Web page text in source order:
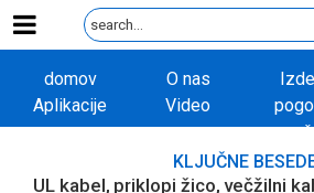
domov O nas
Aplikacije
Video
KLJUČNE
UL kabel priklopi žico večžilni